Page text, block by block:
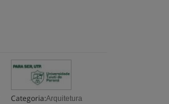
Categoria:Arquitetura